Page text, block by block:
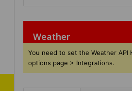
Weather
You need to set the Weather API
options page > Integrations.